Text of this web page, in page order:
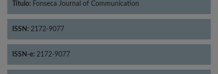
Título: Fonseca Journal of Communication
ISSN: 2172-9077
ISSN-e: 2172-9077